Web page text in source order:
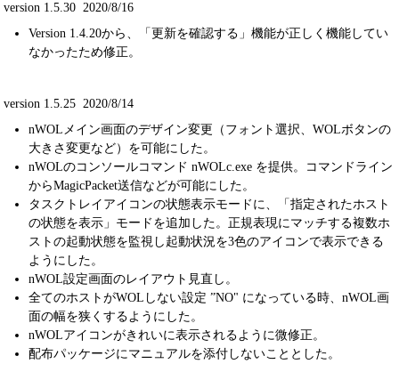
version 1.5.30 2020/8/16
Version 1.4.20から、「更新を確認する」機能が正しく機能してい
なかったため修正。
version 1.5.25 2020/8/14
nWOLメイン画面のデザイン変更（フォント選択、WOLボタンの
大きさ変更など）を可能にした。
nWOLのコンソールコマンド nWOLc.exe を提供。コマンドライン
からMagicPacket送信などが可能にした。
タスクトレイアイコンの状態表示モードに、「指定されたホスト
の状態を表示」モードを追加した。正規表現にマッチする複数ホ
ストの起動状態を監視し起動状況を3色のアイコンで表示できる
ようにした。
nWOL設定画面のレイアウト見直し。
全てのホストがWOLしない設定 ”NO" になっている時、nWOL画
面の幅を狭くするようにした。
nWOLアイコンがきれいに表示されるように微修正。
配布パッケージにマニュアルを添付しないこととした。